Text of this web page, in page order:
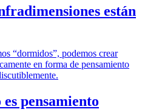
están
“dormidos”, podemos crear
en forma de pensamiento
pensamiento